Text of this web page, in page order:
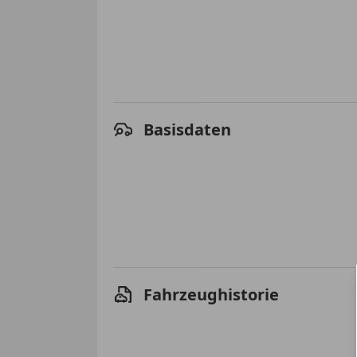
Basisdaten
Fahrzeughistorie